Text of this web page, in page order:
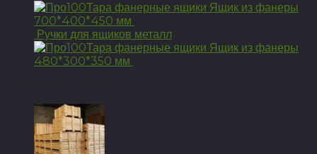
Ящик из фанеры
700*400*450 мм
Ручки для ящиков металл
Ящик из фанеры
480*300*350 мм